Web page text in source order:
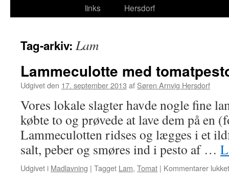
links
Hersdorf
Tag-arkiv: Lam
Lammeculotte med
Udgivet den 17. september 2013 af Søren Arnvig Hersdorf
Vores lokale slagter havde nogle fine
købte to og prøvede at lave dem på en
Lammeculotten ridses og lægges i et
salt, peber og smøres ind i pesto af …
Udgivet i Madlavning | Tagget Lam, Tomat | Kommentarer lukket